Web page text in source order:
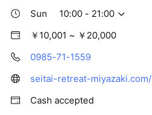
Sun
10:00 - 21:00
￥10,001 ~ ￥20,000
0985-71-1559
seitai-retreat-miyazaki.com/
Cash accepted